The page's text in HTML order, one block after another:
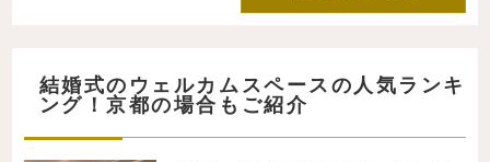
結婚式のウェルカムスペースの人気ランキ
ング！京都の場合もご紹介